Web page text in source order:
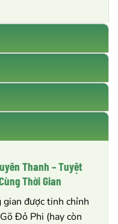
Thanh – Tuyệt
Thời Gian
được tinh chỉnh
Đỏ Phi (hay còn